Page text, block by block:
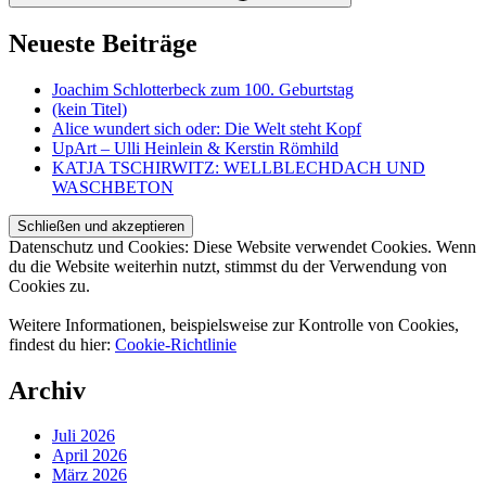
Neueste Beiträge
Joachim Schlotterbeck zum 100. Geburtstag
(kein Titel)
Alice wundert sich oder: Die Welt steht Kopf
UpArt – Ulli Heinlein & Kerstin Römhild
KATJA TSCHIRWITZ: WELLBLECHDACH UND
WASCHBETON
Datenschutz und Cookies: Diese Website verwendet Cookies. Wenn
du die Website weiterhin nutzt, stimmst du der Verwendung von
Cookies zu.
Weitere Informationen, beispielsweise zur Kontrolle von Cookies,
findest du hier: Cookie-Richtlinie
Archiv
Juli 2026
April 2026
März 2026